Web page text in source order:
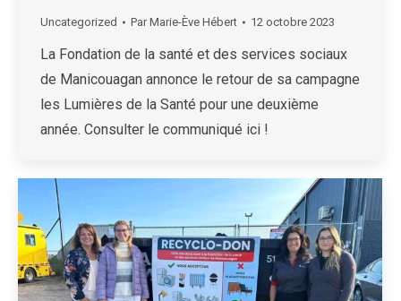
Uncategorized ParMarie-Ève Hébert 12 octobre 2023
La Fondation de la santé et des services sociaux
de Manicouagan annonce le retour de sa campagne
les Lumières de la Santé pour une deuxième
année. Consulter le communiqué ici !